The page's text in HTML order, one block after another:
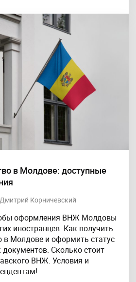
в Молдове: доступные
Дмитрий Корничевский
оформления ВНЖ Молдовы
иностранцев. Как получить
в Молдове и оформить статус
документов. Сколько стоит
ВНЖ. Условия и